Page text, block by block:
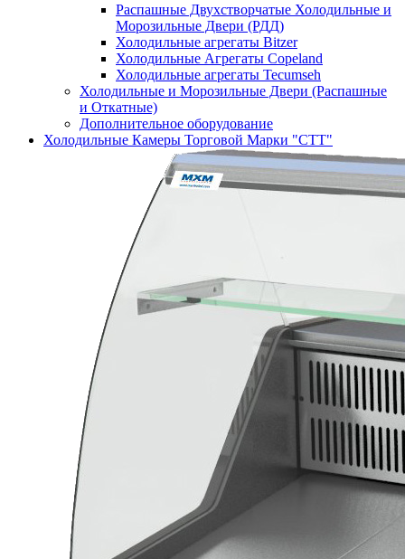
Распашные Двухстворчатые Холодильные и
Морозильные Двери (РДД)
Холодильные агрегаты Bitzer
Холодильные Агрегаты Copeland
Холодильные агрегаты Tecumseh
Холодильные и Морозильные Двери (Распашные
и Откатные)
Дополнительное оборудование
Холодильные Камеры Торговой Марки "СТТ"